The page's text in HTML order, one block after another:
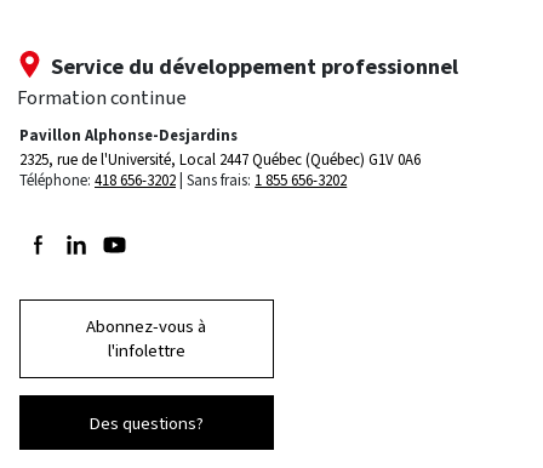
Service du développement professionnel
Formation continue
Pavillon Alphonse-Desjardins
2325, rue de l'Université, Local 2447Québec (Québec) G1V 0A6
Téléphone: 418 656-3202 Sans frais: 1 855 656-3202
Suivez-nous sur Facebook
Suivez-nous sur LinkedIn
Suivez-nous sur Youtube
Abonnez-vous à
l'infolettre
Des questions?